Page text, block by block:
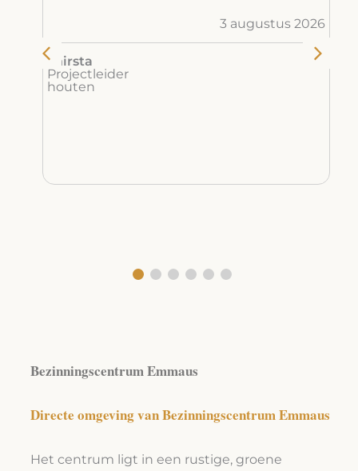
3 augustus 2026
chirsta
Projectleider
houten
Bezinningscentrum Emmaus
Directe omgeving van Bezinningscentrum Emmaus
Het centrum ligt in een rustige, groene